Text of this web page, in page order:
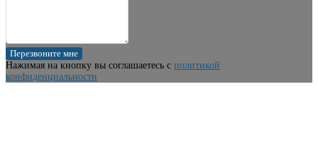
Перезвоните мне
Нажимая на кнопку вы соглашаетесь с политикой
конфиденциальности